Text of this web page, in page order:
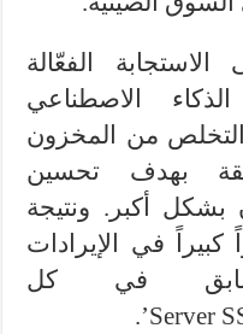
الفعّالة
الاصطناعي
من المخزون
بهدف تحسين
أكبر. ونتيجة
في الإيرادات
في كل